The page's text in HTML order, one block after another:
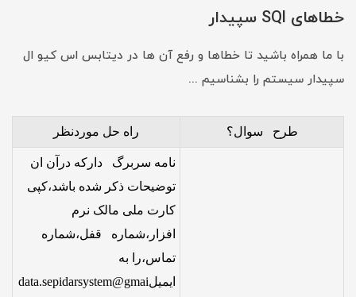
خطاهای SQl سپیدار
با ما همراه باشید تا خطاها و رفع آن ها در دیتابس اس کیو ال
سپیدار سیستم را بشناسیم ...
طرح سوال؟ راه حل موردنظر
نامه سربرگ دارکه درآن ان
توضیحات ذکر شده باشد،کپی
کارت ملی مالک نرم
افزار،شماره قفل،شماره
تماس،را به
ایمیلdata.sepidarsystem@gmai